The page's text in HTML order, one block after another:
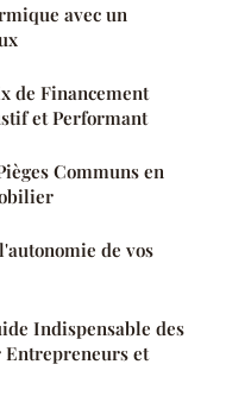
avec un
de Financement
et Performant
Communs en
de vos
Indispensable des
et